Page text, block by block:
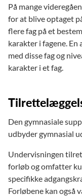
På mange
for at blive optaget
flere fag på et
karakter i fagene.
med disse fag og
karakter i et fag.
Den gymnasiale
udbyder gymnasial
Undervisningen
forløb og omfatter
specifikke
Forløbene kan også